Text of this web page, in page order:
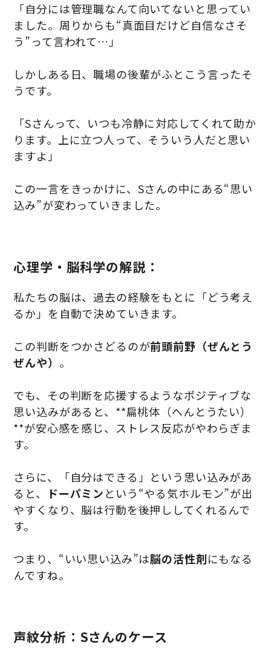
「自分には管理職なんて向いてないと思ってい
ました。周りからも“真面目だけど自信なさそ
う”って言われて…」
しかしある日、職場の後輩がふとこう言ったそ
うです。
「Sさんって、いつも冷静に対応してくれて助か
ります。上に立つ人って、そういう人だと思い
ますよ」
この一言をきっかけに、Sさんの中にある“思い
込み”が変わっていきました。
心理学・脳科学の解説：
私たちの脳は、過去の経験をもとに「どう考え
るか」を自動で決めていきます。
この判断をつかさどるのが前頭前野（ぜんとう
ぜんや） 。
でも、その判断を応援するようなポジティブな
思い込みがあると、**扁桃体（へんとうたい）
**が安心感を感じ、ストレス反応がやわらぎま
す。
さらに、「自分はできる」という思い込みがあ
ると、
ドーパミンという“やる気ホルモン”が出
やすくなり、脳は行動を後押ししてくれるんで
す。
つまり、“いい思い込み”は脳の活性剤にもなる
んですね。
声紋分析：Sさんのケース